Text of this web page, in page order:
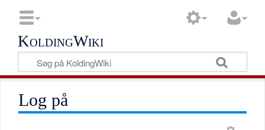
KoldingWiki
Log på